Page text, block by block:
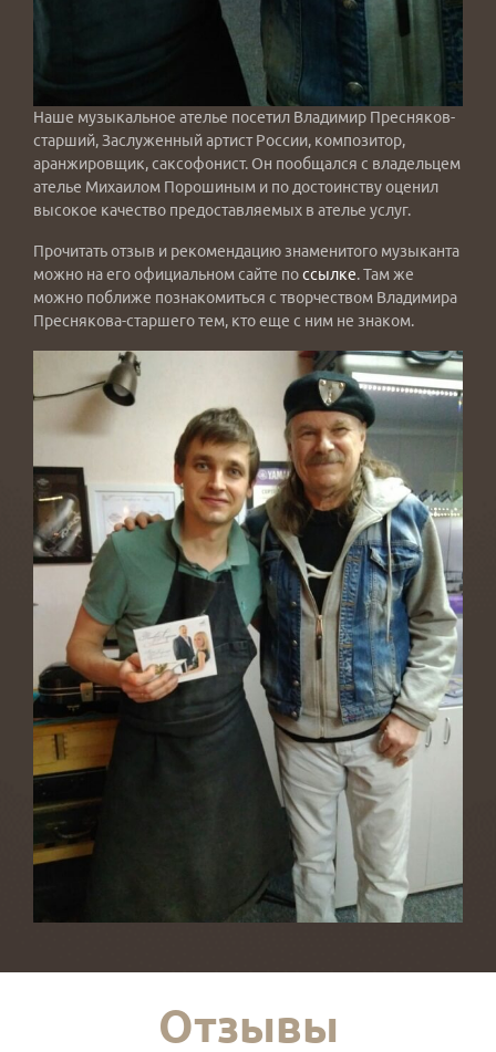
Наше музыкальное ателье посетил Владимир Пресняков-
старший, Заслуженный артист России, композитор,
аранжировщик, саксофонист. Он пообщался с владельцем
ателье Михаилом Порошиным и по достоинству оценил
высокое качество предоставляемых в ателье услуг.
Прочитать отзыв и рекомендацию знаменитого музыканта
можно на его официальном сайте поссылке. Там же
можно поближе познакомиться с творчеством Владимира
Преснякова-старшего тем, кто еще с ним не знаком.
Отзывы